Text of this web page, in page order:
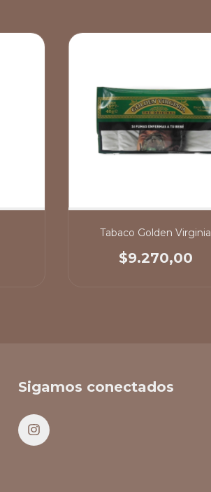
Tabaco Golden Virginia
$9.270,00
Sigamos conectados